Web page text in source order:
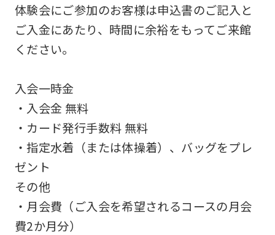
体験会にご参加のお客様は申込書のご記入と
ご入金にあたり、時間に余裕をもってご来館
ください。
入会一時金
・入会金 無料
・カード発行手数料 無料
・指定水着（または体操着）、バッグをプレ
ゼント
その他
・月会費（ご入会を希望されるコースの月会
費2か月分）
be
an
may
differ
original